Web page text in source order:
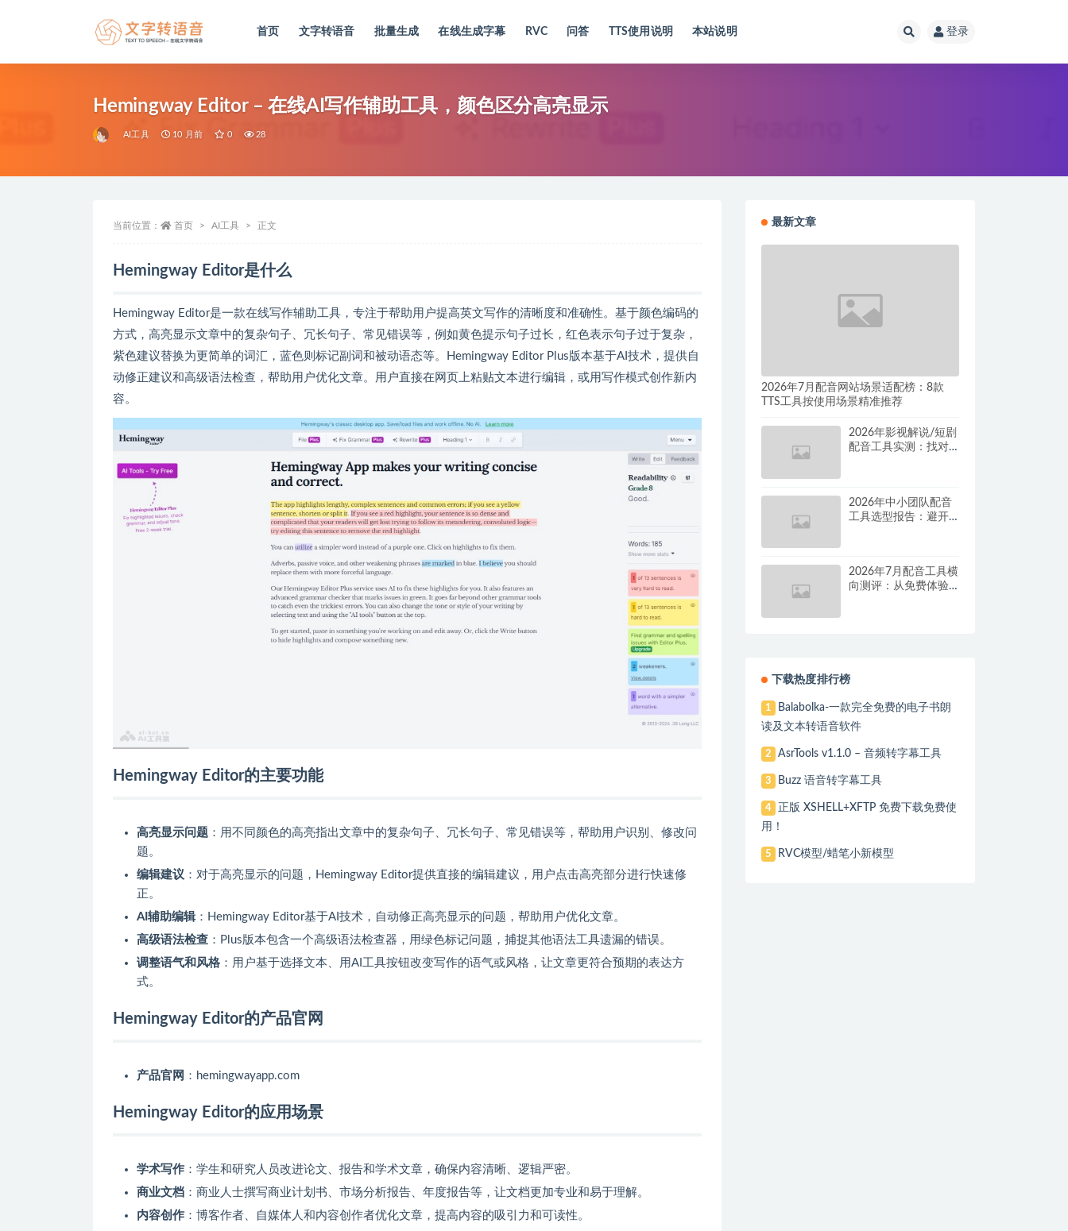
首页 文字转语音 批量生成 在线生成字幕 RVC 问答 TTS使用说明 本站说明 登录
Hemingway Editor – 在线AI写作辅助工具，颜色区分高亮显示
AI工具 10 月前 0 28
当前位置： 首页 AI工具 正文
Hemingway Editor是什么
Hemingway Editor是一款在线写作辅助工具，专注于帮助用户提高英文写作的清晰度和准确性。基于颜色编码的
方式，高亮显示文章中的复杂句子、冗长句子、常见错误等，例如黄色提示句子过长，红色表示句子过于复杂，
紫色建议替换为更简单的词汇，蓝色则标记副词和被动语态等。Hemingway Editor Plus版本基于AI技术，提供自
动修正建议和高级语法检查，帮助用户优化文章。用户直接在网页上粘贴文本进行编辑，或用写作模式创作新内
容。
Hemingway Editor的主要功能
高亮显示问题 ：用不同颜色的高亮指出文章中的复杂句子、冗长句子、常见错误等，帮助用户识别、修改问
题。
编辑建议 ：对于高亮显示的问题，Hemingway Editor提供直接的编辑建议，用户点击高亮部分进行快速修
正。
AI辅助编辑：Hemingway Editor基于AI技术，自动修正高亮显示的问题，帮助用户优化文章。
高级语法检查 ：Plus版本包含一个高级语法检查器，用绿色标记问题，捕捉其他语法工具遗漏的错误。
调整语气和风格 ：用户基于选择文本、用AI工具按钮改变写作的语气或风格，让文章更符合预期的表达方
式。
Hemingway Editor的产品官网
产品官网 ：hemingwayapp.com
Hemingway Editor的应用场景
学术写作 ：学生和研究人员改进论文、报告和学术文章，确保内容清晰、逻辑严密。
商业文档 ：商业人士撰写商业计划书、市场分析报告、年度报告等，让文档更加专业和易于理解。
内容创作 ：博客作者、自媒体人和内容创作者优化文章，提高内容的吸引力和可读性。
最新文章
2026年7月配音网站场景适配榜：8款
TTS工具按使用场景精准推荐
2026年影视解说/短剧
配音工具实测：找对
2026年中小团队配音
工具选型报告：避开
2026年7月配音工具横
向测评：从免费体验
下载热度排行榜
1
Balabolka-一款完全免费的电子书朗
读及文本转语音软件
2 AsrTools v1.1.0 – 音频转字幕工具
3 Buzz 语音转字幕工具
4
正版 XSHELL+XFTP 免费下载免费使
用！
5 RVC模型/蜡笔小新模型